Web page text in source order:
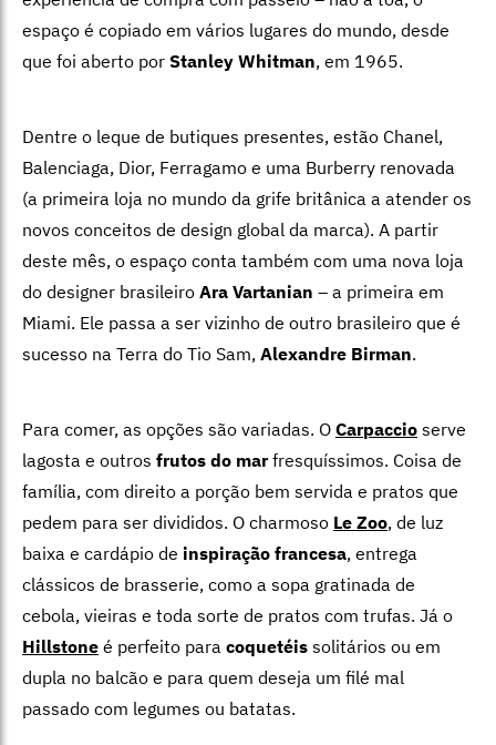
espaço é copiado em vários lugares do mundo, desde
que foi aberto por Stanley Whitman, em 1965.
Dentre o leque de butiques presentes, estão Chanel,
Balenciaga, Dior, Ferragamo e uma Burberry renovada
(a primeira loja no mundo da grife britânica a atender os
novos conceitos de design global da marca). A partir
deste mês, o espaço conta também com uma nova loja
do designer brasileiro Ara Vartanian – a primeira em
Miami. Ele passa a ser vizinho de outro brasileiro que é
sucesso na Terra do Tio Sam, Alexandre Birman.
Para comer, as opções são variadas. O Carpaccio serve
lagosta e outros frutos do marfresquíssimos. Coisa de
família, com direito a porção bem servida e pratos que
pedem para ser divididos. O charmoso Le Zoo, de luz
baixa e cardápio de inspiração francesa, entrega
clássicos de brasserie, como a sopa gratinada de
cebola, vieiras e toda sorte de pratos com trufas. Já o
Hillstone é perfeito para coquetéis solitários ou em
dupla no balcão e para quem deseja um filé mal
passado com legumes ou batatas.